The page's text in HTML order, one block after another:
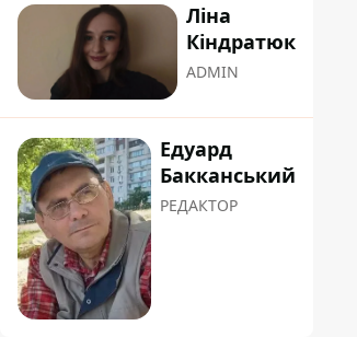
Ліна
Кіндратюк
ADMIN
Едуард
Бакканський
РЕДАКТОР